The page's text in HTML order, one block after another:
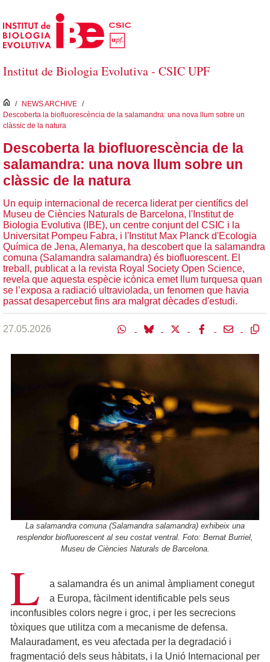
Salta al contingut principal
Institut de Biologia Evolutiva - CSIC UPF
inici
/ NEWS ARCHIVE /
Descoberta la biofluorescència de la salamandra: una nova llum sobre un
clàssic de la natura
Descoberta la biofluorescència de la
salamandra: una nova llum sobre un
clàssic de la natura
Un equip internacional de recerca liderat per científics del
Museu de Ciències Naturals de Barcelona, l'Institut de
Biologia Evolutiva (IBE), un centre conjunt del CSIC i la
Universitat Pompeu Fabra, i l'Institut Max Planck d'Ecologia
Química de Jena, Alemanya, ha descobert que la salamandra
comuna (Salamandra salamandra) és biofluorescent. El
treball, publicat a la revista Royal Society Open Science,
revela que aquesta espècie icònica emet llum turquesa quan
se l’exposa a radiació ultraviolada, un fenomen que havia
passat desapercebut fins ara malgrat dècades d'estudi.
27.05.2026
La salamandra comuna (Salamandra salamandra) exhibeix una
resplendor biofluorescent al seu costat ventral. Foto: Bernat Burriel,
Museu de Ciències Naturals de Barcelona.
L
a salamandra és un animal àmpliament conegut
a Europa, fàcilment identificable pels seus
inconfusibles colors negre i groc, i per les secrecions
tòxiques que utilitza com a mecanisme de defensa.
Malauradament, es veu afectada per la degradació i
fragmentació dels seus hàbitats, i la Unió Internacional per